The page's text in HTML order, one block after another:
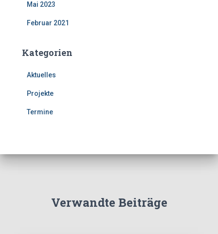
Mai 2023
Februar 2021
Kategorien
Aktuelles
Projekte
Termine
Verwandte Beiträge